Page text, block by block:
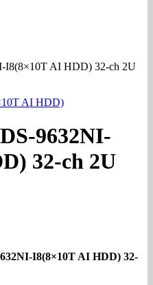
I8(8×10T AI HDD) 32-ch 2U
9632NI-
32-ch 2U
I8(8×10T AI HDD) 32-